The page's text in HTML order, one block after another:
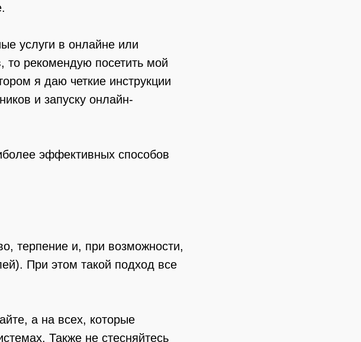
услуги в онлайне или
то рекомендую посетить мой
я даю четкие инструкции
и запуску онлайн-
эффективных способов
терпение и, при возможности,
При этом такой подход все
а на всех, которые
Также не стесняйтесь